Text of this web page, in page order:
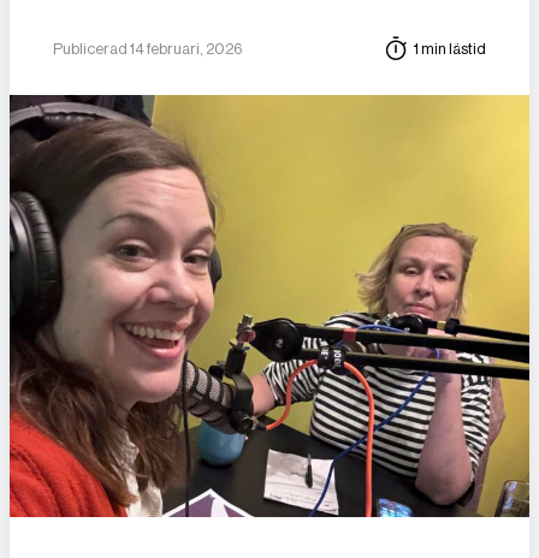
Publicerad 14 februari, 2026 1 min lästid